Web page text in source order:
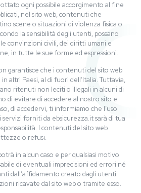
ogni possibile accorgimento al fine
nel sito web, contenuti che
scene o situazioni di violenza fisica o
la sensibilità degli utenti, possano
convinzioni civili, dei diritti umani e
in tutte le sue forme ed espressioni.
garantisce che i contenuti del sito web
altri Paesi, al di fuori dell’Italia. Tuttavia,
ritenuti non leciti o illegali in alcuni di
di evitare di accedere al nostro sito e
di accedervi, ti informiamo che l’uso
forniti da ebsicurezza.it sarà di tua
I contenuti del sito web
o refusi.
in alcun caso e per qualsiasi motivo
di eventuali imprecisioni ed errori né
dall’affidamento creato dagli utenti
ricavate dal sito web o tramite esso.